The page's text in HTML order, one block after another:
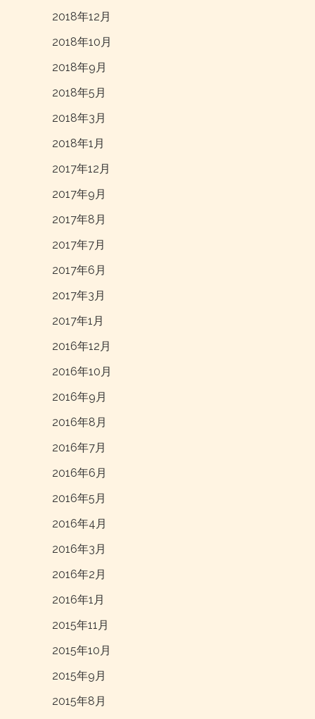
2018年12月
2018年10月
2018年9月
2018年5月
2018年3月
2018年1月
2017年12月
2017年9月
2017年8月
2017年7月
2017年6月
2017年3月
2017年1月
2016年12月
2016年10月
2016年9月
2016年8月
2016年7月
2016年6月
2016年5月
2016年4月
2016年3月
2016年2月
2016年1月
2015年11月
2015年10月
2015年9月
2015年8月